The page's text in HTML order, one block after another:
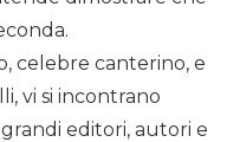
celebre canterino, e
vi si incontrano
editori, autori e